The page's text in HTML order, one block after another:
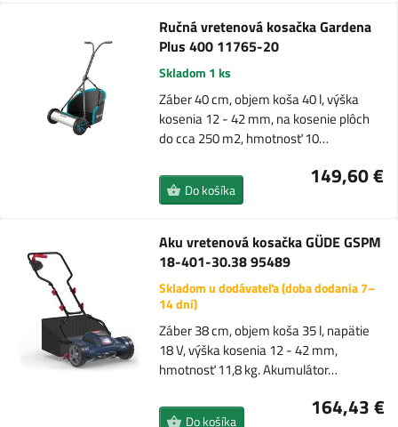
Ručná vretenová kosačka Gardena
Plus 400 11765-20
Skladom 1 ks
Záber 40 cm, objem koša 40 l, výška
kosenia 12 - 42 mm, na kosenie plôch
do cca 250 m2, hmotnosť 10…
149,60 €
Do košíka
Aku vretenová kosačka GÜDE GSPM
18-401-30.38 95489
Skladom u dodávateľa (doba dodania 7–
14 dní)
Záber 38 cm, objem koša 35 l, napätie
18 V, výška kosenia 12 - 42 mm,
hmotnosť 11,8 kg. Akumulátor…
164,43 €
Do košíka